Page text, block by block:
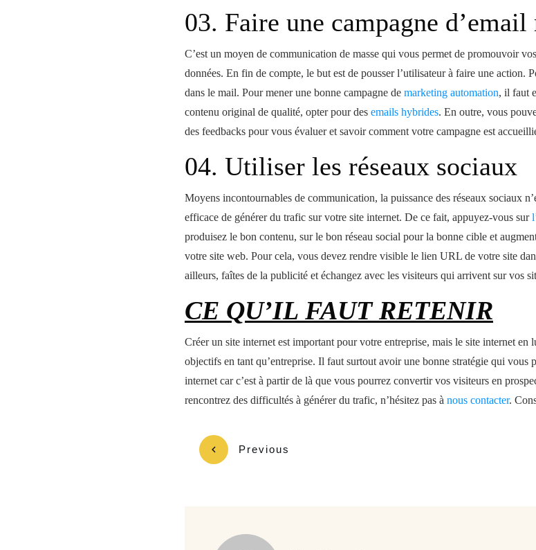
03. Faire une campagne
C’est un moyen de communication de masse qui vous permet de promouvoir
données. En fin de compte, le but est de pousser l’utilisateur à faire une action.
dans le mail. Pour mener une bonne campagne de marketing automation, il faut
contenu original de qualité, opter pour des emails hybrides. En outre, vous
des feedbacks pour vous évaluer et savoir comment votre campagne est
04. Utiliser les réseaux sociaux
Moyens incontournables de communication, la puissance des réseaux sociaux
efficace de générer du trafic sur votre site internet. De ce fait, appuyez-vous sur
produisez le bon contenu, sur le bon réseau social pour la bonne cible et
votre site web. Pour cela, vous devez rendre visible le lien URL de votre site
ailleurs, faîtes de la publicité et échangez avec les visiteurs qui arrivent sur vos
CE QU’IL FAUT RETENIR
Créer un site internet est important pour votre entreprise, mais le site internet en
objectifs en tant qu’entreprise. Il faut surtout avoir une bonne stratégie qui vous
internet car c’est à partir de là que vous pourrez convertir vos visiteurs en
rencontrez des difficultés à générer du trafic, n’hésitez pas à nous contacter.
Previous